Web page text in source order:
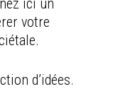
ici un
votre
d’idées.